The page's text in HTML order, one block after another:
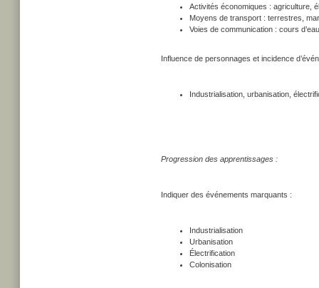
Activités économiques : agriculture,
Moyens de transport : terrestres,
Voies de communication : cours
Influence de personnages et incidence
Industrialisation, urbanisation,
Progression des apprentissages :
Indiquer des événements marquants :
Industrialisation
Urbanisation
Électrification
Colonisation